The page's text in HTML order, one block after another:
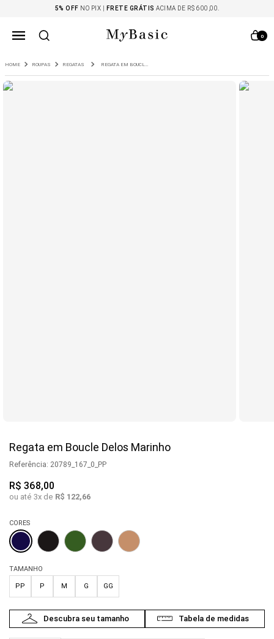
5% OFF NO PIX | FRETE GRÁTIS ACIMA DE R$ 600,00.
0
ROUPAS REGATAS REGATA EM BOUCLE DELOS MARINHO
Regata em Boucle Delos Marinho
Referência: 20789_167_0_PP
R$ 368,00
ou até 3x de R$ 122,66
CORES
TAMANHO
PP P M G GG